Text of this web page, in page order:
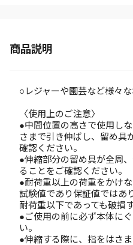
商品説明
○レジャーや園芸など様々
〈使用上のご注意〉
●中間位置の高さで使用し
さまで引き伸ばし、留め具
確認ください。
●伸縮部分の留め具が全周
ることをご確認ください。
●耐荷重以上の荷重をかけ
試験値であり保証値ではあ
耐荷重以下であっても破損
●ご使用の前に必ず本体に
い。
●伸縮する際に、指をはさ